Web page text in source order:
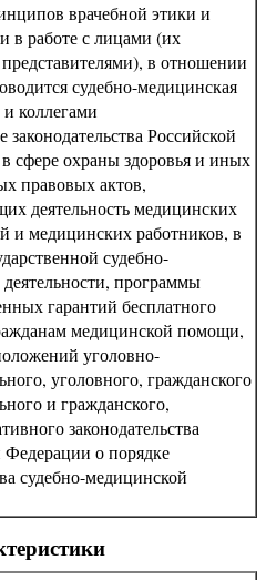
врачебной этики и
в работе с лицами (их
в отношении
судебно-медицинская
и коллегами
Российской
сфере охраны здоровья и иных
правовых актов,
деятельность медицинских
и медицинских работников, в
судебно-
программы
гарантий бесплатного
медицинской помощи,
уголовно-
уголовного, гражданского
и гражданского,
законодательства
Федерации о порядке
судебно-медицинской